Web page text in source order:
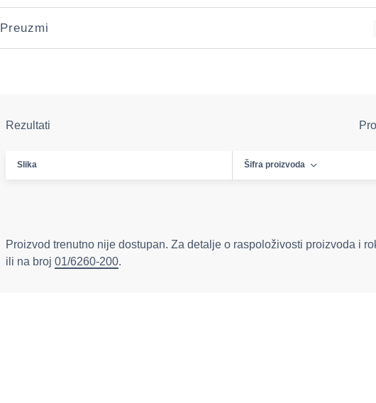
Preuzmi
Rezultati
Slika Šifra proizvoda
Proizvod trenutno nije dostupan. Za detalje o raspoloživosti proizvoda i
ili na broj 01/6260-200.